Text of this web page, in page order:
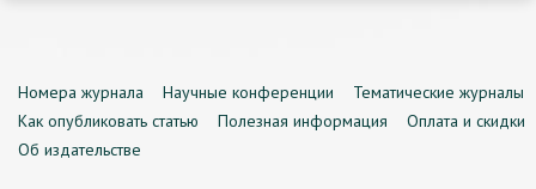
Номера журнала Научные конференции
Тематические журналы
Как опубликовать статью
Полезная информация
Оплата и скидки
Об издательстве